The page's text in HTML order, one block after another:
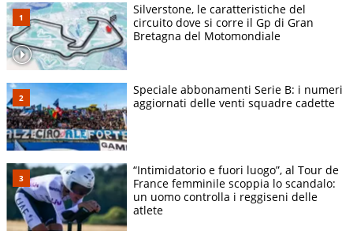
Silverstone, le caratteristiche del
circuito dove si corre il Gp di Gran
Bretagna del Motomondiale
Speciale abbonamenti Serie B: i numeri
aggiornati delle venti squadre cadette
“Intimidatorio e fuori luogo”, al Tour de
France femminile scoppia lo scandalo:
un uomo controlla i reggiseni delle
atlete